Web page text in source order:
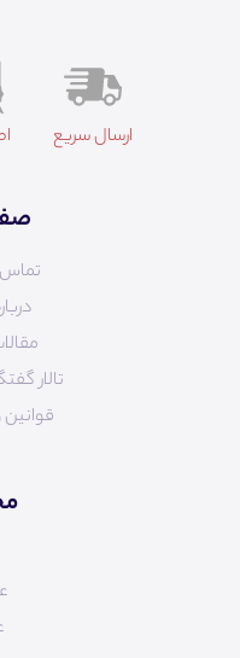
ارسال سریع
تالار